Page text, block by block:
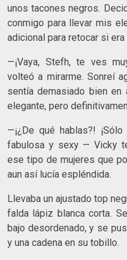
unos tacones negros.
conmigo para llevar mis
adicional para retocar si era
—¡Vaya, Stefh, te ves
volteó a mirarme. Sonreí
sentía demasiado bien en
elegante, pero
—¡¿De qué hablas?!
fabulosa y sexy — Vicky
ese tipo de mujeres que
aun así lucía espléndida.
Llevaba un ajustado top
falda lápiz blanca corta.
bajo desordenado, y se
y una cadena en su tobillo.